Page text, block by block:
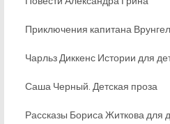
Приключения капитана
Чарльз Диккенс Истории для
Саша Черный. Детская проза
Рассказы Бориса Житкова для